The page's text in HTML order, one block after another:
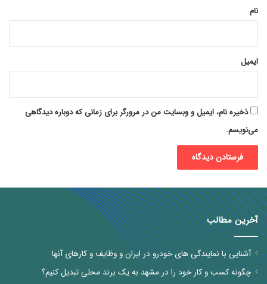
نام
ایمیل
ذخیره نام، ایمیل و وبسایت من در مرورگر برای زمانی که دوباره دیدگاهی
می‌نویسم.
آخرین مطالب
آشنایی با نمایندگی های خودرو در ایران و وظایف و کارهای آنها
چگونه کسب و کار خود را در مشهد به یک برند محلی تبدیل کنیم؟